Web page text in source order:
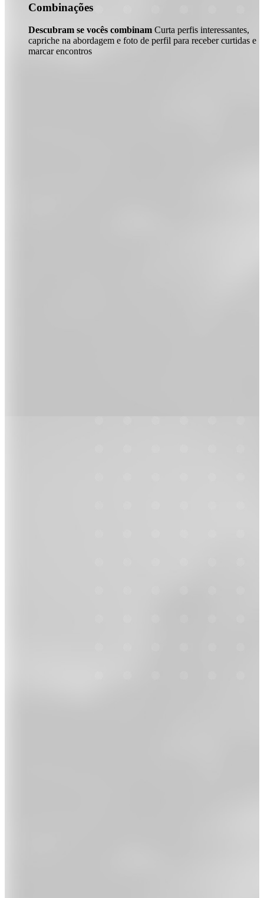
Combinações
Descubram se vocês combinam Curta perfis interessantes,
capriche na abordagem e foto de perfil para receber curtidas e
marcar encontros